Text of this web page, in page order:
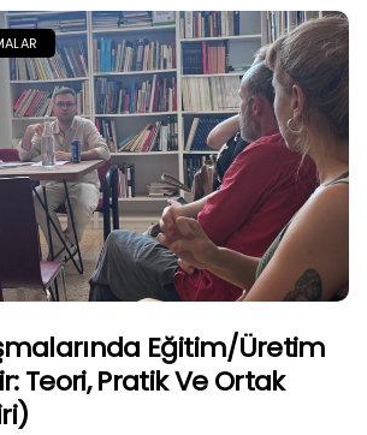
Eğitim/Üretim
Teori, Pratik Ve Ortak